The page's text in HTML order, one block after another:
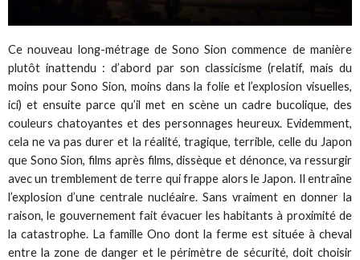
Ce nouveau long-métrage de Sono Sion commence de manière
plutôt inattendu : d’abord par son classicisme (relatif, mais du
moins pour Sono Sion, moins dans la folie et l’explosion visuelles,
ici) et ensuite parce qu’il met en scène un cadre bucolique, des
couleurs chatoyantes et des personnages heureux. Evidemment,
cela ne va pas durer et la réalité, tragique, terrible, celle du Japon
que Sono Sion, films après films, dissèque et dénonce, va ressurgir
avec un tremblement de terre qui frappe alors le Japon. Il entraîne
l’explosion d’une centrale nucléaire. Sans vraiment en donner la
raison, le gouvernement fait évacuer les habitants à proximité de
la catastrophe. La famille Ono dont la ferme est située à cheval
entre la zone de danger et le périmètre de sécurité, doit choisir